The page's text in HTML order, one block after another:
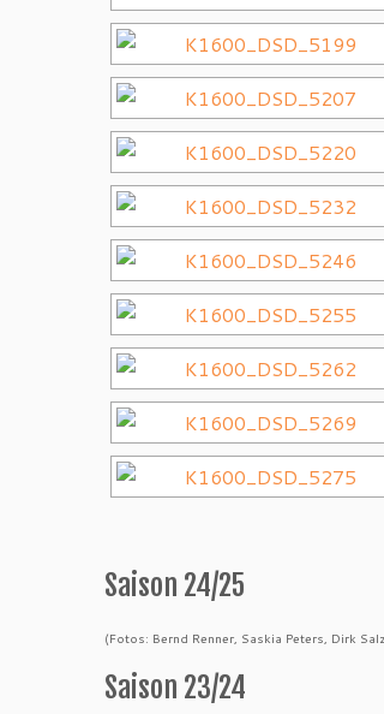
Saison 24/25
(Fotos: Bernd Renner, Saskia Peters, Dirk
Saison 23/24